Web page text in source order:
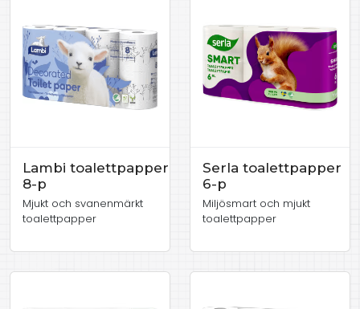
Lambi toalettpapper
8-p
Mjukt och svanenmärkt
toalettpapper
Serla toalettpapper
6-p
Miljösmart och mjukt
toalettpapper